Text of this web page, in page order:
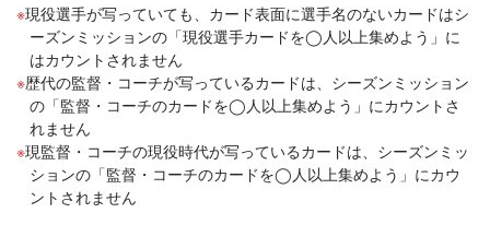
現役選手が写っていても、カード表面に選手名のないカードはシ
ーズンミッションの「現役選手カードを◯人以上集めよう」に
はカウントされません
歴代の監督・コーチが写っているカードは、シーズンミッション
の「監督・コーチのカードを◯人以上集めよう」にカウントさ
れません
現監督・コーチの現役時代が写っているカードは、シーズンミッ
ションの「監督・コーチのカードを◯人以上集めよう」にカウ
ントされません